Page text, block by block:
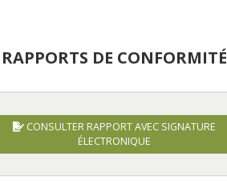
RAPPORTS DE CONFORMITÉ
CONSULTER RAPPORT AVEC SIGNATURE
ÉLECTRONIQUE